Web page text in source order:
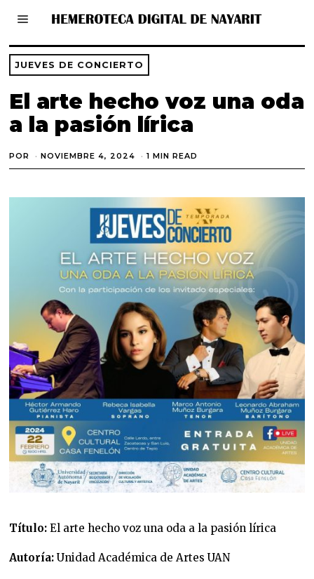
JUEVES DE CONCIERTO
El arte hecho voz una oda
a la pasión lírica
POR NOVIEMBRE 4, 2024
O
1
0
,
2
2
5
1 MIN READ
Título:El arte hecho voz una oda a la pasión lírica
Autoría: Unidad Académica de Artes UAN